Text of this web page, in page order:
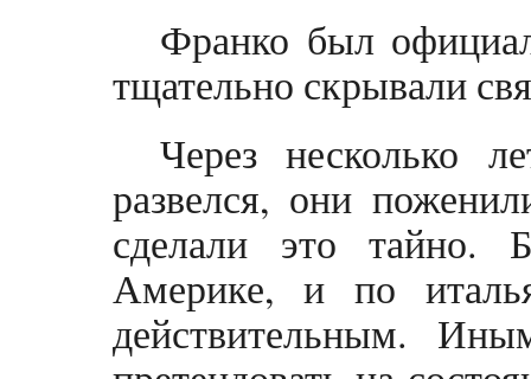
Франко был
тщательно скрывали
Через несколько
развелся, они
сделали это тайно.
Америке, и по
действительным.